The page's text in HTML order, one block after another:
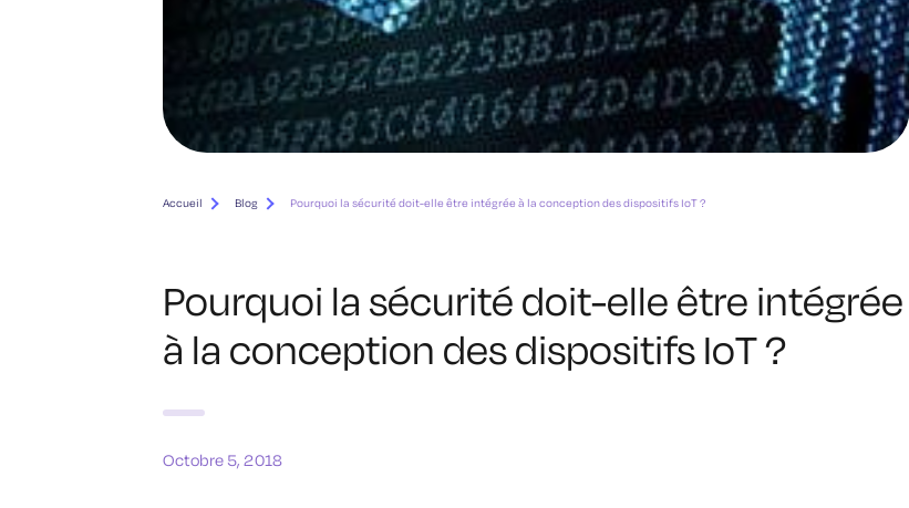
Accueil Blog Pourquoi la sécurité doit-elle être intégrée à la conception des dispositifs IoT ?
Pourquoi la sécurité doit-elle être intégrée
à la conception des dispositifs IoT ?
Octobre 5, 2018